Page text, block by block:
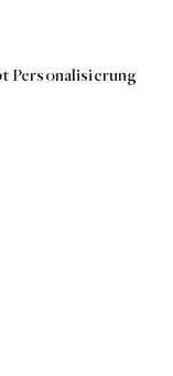
Personalisierung